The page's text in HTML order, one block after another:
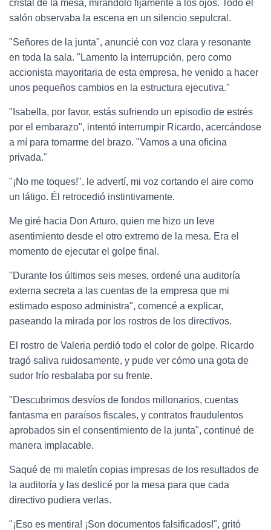
cristal de la mesa, mirándolo fijamente a los ojos. Todo el
salón observaba la escena en un silencio sepulcral.
"Señores de la junta", anuncié con voz clara y resonante
en toda la sala. "Lamento la interrupción, pero como
accionista mayoritaria de esta empresa, he venido a hacer
unos pequeños cambios en la estructura ejecutiva."
"Isabella, por favor, estás sufriendo un episodio de estrés
por el embarazo", intentó interrumpir Ricardo, acercándose
a mí para tomarme del brazo. "Vamos a una oficina
privada."
"¡No me toques!", le advertí, mi voz cortando el aire como
un látigo. Él retrocedió instintivamente.
Me giré hacia Don Arturo, quien me hizo un leve
asentimiento desde el otro extremo de la mesa. Era el
momento de ejecutar el golpe final.
"Durante los últimos seis meses, ordené una auditoría
externa secreta a las cuentas de la empresa que mi
estimado esposo administra", comencé a explicar,
paseando la mirada por los rostros de los directivos.
El rostro de Valeria perdió todo el color de golpe. Ricardo
tragó saliva ruidosamente, y pude ver cómo una gota de
sudor frío resbalaba por su frente.
"Descubrimos desvíos de fondos millonarios, cuentas
fantasma en paraísos fiscales, y contratos fraudulentos
aprobados sin el consentimiento de la junta", continué de
manera implacable.
Saqué de mi maletín copias impresas de los resultados de
la auditoría y las deslicé por la mesa para que cada
directivo pudiera verlas.
"¡Eso es mentira! ¡Son documentos falsificados!", gritó